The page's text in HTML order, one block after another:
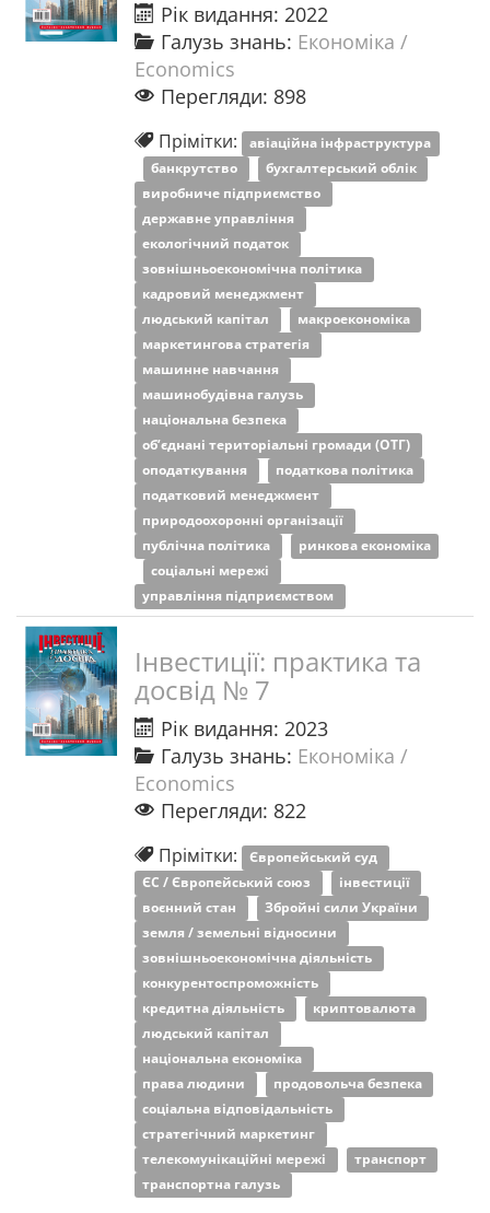
Рік видання: 2022
Галузь знань: Економіка /
Economics
Перегляди: 898
Прімітки: авіаційна інфраструктура
банкрутство
бухгалтерський облік
виробниче підприємство
державне управління
екологічний податок
зовнішньоекономічна політика
кадровий менеджмент
людський капітал
макроекономіка
маркетингова стратегія
машинне навчання
машинобудівна галузь
національна безпека
об’єднані територіальні громади (ОТГ)
оподаткування
податкова політика
податковий менеджмент
природоохоронні організації
публічна політика
ринкова економіка
соціальні мережі
управління підприємством
Інвестиції: практика та
досвід № 7
Рік видання: 2023
Галузь знань: Економіка /
Economics
Перегляди: 822
Прімітки: Європейський суд
ЄС / Європейський союз
інвестиції
воєнний стан
Збройні сили України
земля / земельні відносини
зовнішньоекономічна діяльність
конкурентоспроможність
кредитна діяльність
криптовалюта
людський капітал
національна економіка
права людини
продовольча безпека
соціальна відповідальність
стратегічний маркетинг
телекомунікаційні мережі
транспорт
транспортна галузь